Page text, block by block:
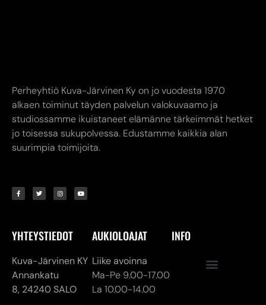
Perheyhtiö Kuva-Järvinen Ky on jo vuodesta 1970
alkaen toiminut täyden palvelun valokuvaamo ja
studiossamme ikuistaneet elämänne tärkeimmät hetket
jo toisessa sukupolvessa. Edustamme kaikkia alan
suurimpia toimijoita.
YHTEYSTIEDOT
Kuva-Järvinen KY
Annankatu
8, 24240 SALO
AUKIOLOAJAT
Liike avoinna
Ma-Pe 9.00-17.00
La 10.00-14.00
INFO